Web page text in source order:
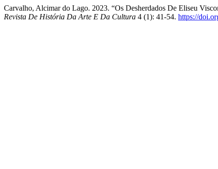
Carvalho, Alcimar do Lago. 2023. “Os Desherdados De Eliseu
Revista De História Da Arte E Da Cultura 4 (1): 41-54. https://